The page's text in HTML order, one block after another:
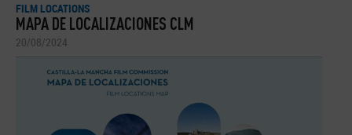
FILM LOCATIONS
MAPA DE LOCALIZACIONES CLM
20/08/2024